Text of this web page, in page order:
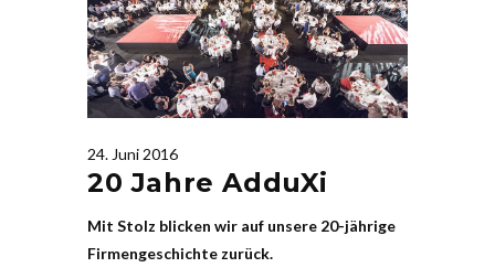
24. Juni 2016
20 Jahre AdduXi
Mit Stolz blicken wir auf unsere 20-jährige
Fir­men­ge­schichte zurück.